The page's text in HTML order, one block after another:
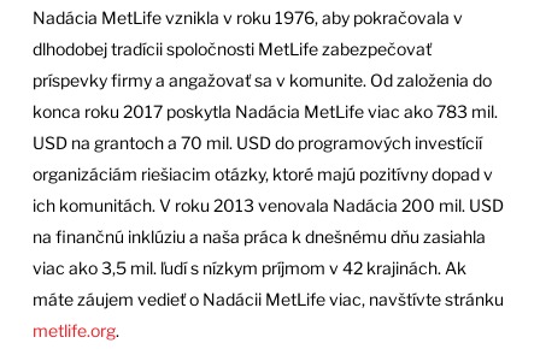
Nadácia MetLife vznikla v roku 1976, aby pokračovala v
dlhodobej tradícii spoločnosti MetLife zabezpečovať
príspevky firmy a angažovať sa v komunite. Od založenia do
konca roku 2017 poskytla Nadácia MetLife viac ako 783 mil.
USD na grantoch a 70 mil. USD do programových investícií
organizáciám riešiacim otázky, ktoré majú pozitívny dopad v
ich komunitách. V roku 2013 venovala Nadácia 200 mil. USD
na finančnú inklúziu a naša práca k dnešnému dňu zasiahla
viac ako 3,5 mil. ľudí s nízkym príjmom v 42 krajinách. Ak
máte záujem vedieť o Nadácii MetLife viac, navštívte stránku
metlife.org.